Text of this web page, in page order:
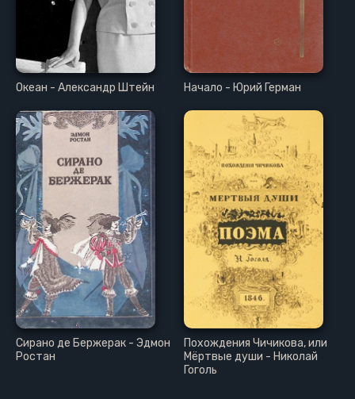
Океан - Александр Штейн Начало - Юрий Герман
Сирано де Бержерак - Эдмон
Ростан
Похождения Чичикова, или
Мёртвые души - Николай
Гоголь